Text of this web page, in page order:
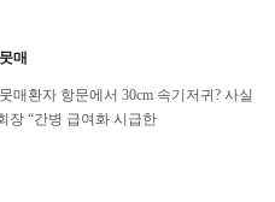
매
매환자 항문에서 30cm 속기저귀? 사실
장 “간병 급여화 시급한
서 30㎝ 속기저귀가 나왔다?’ 언론...